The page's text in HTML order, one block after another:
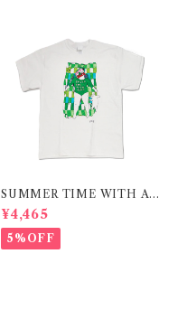
SUMMER TIME WITH A
CAT / GREEN / T-shirt 在庫
限りで終了
¥4,465
5%OFF